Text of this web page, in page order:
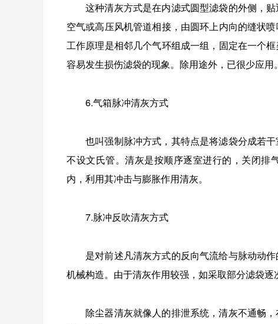
这种清灰方式是在内滤式圆型滤袋的外侧，
空气或高压风机管道相接，由圆环上内向的缝状
工作原理是相邻几个气环组成一组，固定在一个
容易发生损伤滤袋的现象。除用途外，已很少应用。
6.气箱脉冲清灰方式
也叫强制脉冲方式，其特点是将滤袋分成若
不设文氏管。清灰是按顺序逐室进行的，关闭排
内，利用其冲击与膨胀作用清灰。
7.脉冲反吹清灰方式
是对前述凡清灰方式的反向气流给与脉动动
机械构造。由于清灰作用较强，如采取部分滤袋
除尘器清灰就像人的排泄系统，清灰不通畅